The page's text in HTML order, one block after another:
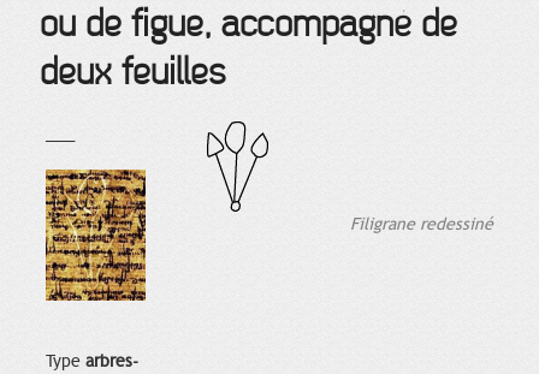
ou de figue, accompagné de
deux feuilles
Type arbres-
Filigrane redessiné